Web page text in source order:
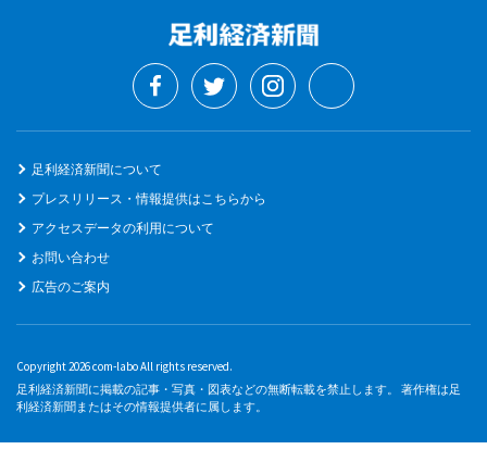
足利経済新聞について
プレスリリース・情報提供はこちらから
アクセスデータの利用について
お問い合わせ
広告のご案内
Copyright 2026 com-labo All rights reserved.
足利経済新聞に掲載の記事・写真・図表などの無断転載を禁止します。 著作権は足
利経済新聞またはその情報提供者に属します。